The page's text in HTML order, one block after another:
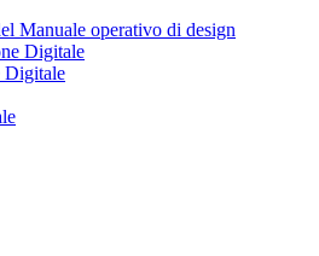
Manuale operativo di design
Digitale